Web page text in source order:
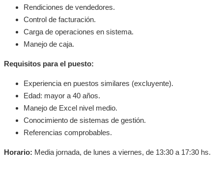
Rendiciones de vendedores.
Control de facturación.
Carga de operaciones en sistema.
Manejo de caja.
Requisitos para el puesto:
Experiencia en puestos similares (excluyente).
Edad: mayor a 40 años.
Manejo de Excel nivel medio.
Conocimiento de sistemas de gestión.
Referencias comprobables.
Horario: Media jornada, de lunes a viernes, de 13:30 a 17:30 hs.